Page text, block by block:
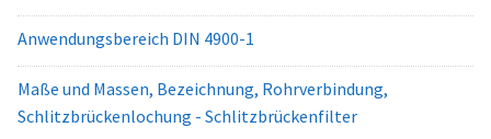
Anwendungsbereich DIN 4900-1
Maße und Massen, Bezeichnung, Rohrverbindung,
Schlitzbrückenlochung - Schlitzbrückenfilter